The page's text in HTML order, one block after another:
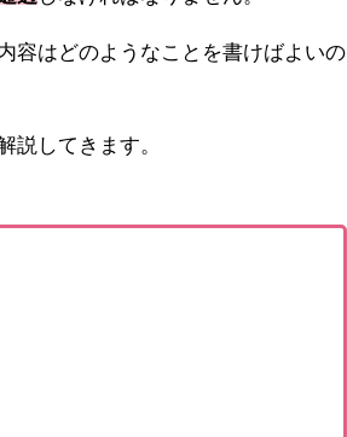
容はどのようなことを書けばよいの
説してきます。